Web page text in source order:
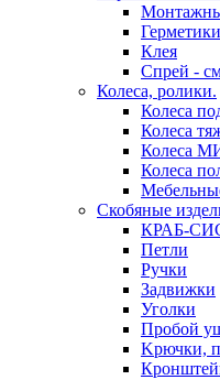
Герметики
Клея
Спрей -
Колеса, ролики.
Колеса
Колеса
Колеса
Колеса
Скобяные
КРАБ-
Петли
Ручки
Задвижки
Уголки
Пробой
Kрючки,